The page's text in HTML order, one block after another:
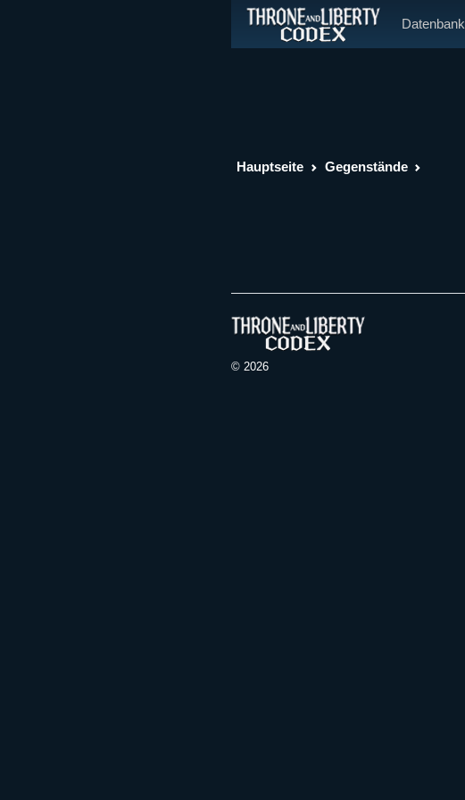
Datenbank
Hauptseite Gegenstände
© 2026